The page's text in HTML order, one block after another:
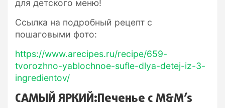
для детского меню!
Ссылка на подробный рецепт с
пошаговыми фото:
https://www.arecipes.ru/recipe/659-
tvorozhno-yablochnoe-sufle-dlya-detej-iz-3-
ingredientov/
САМЫЙ ЯРКИЙ:Печенье с M&M’s